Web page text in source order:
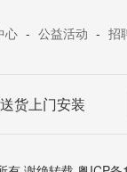
心 - 公益活动 - 招
送货上门安装